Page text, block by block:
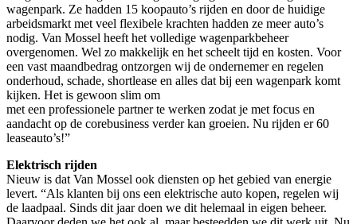
wagenpark. Ze hadden 15 koopauto’s rijden en door de huidige
arbeidsmarkt met veel flexibele krachten hadden ze meer auto’s
nodig. Van Mossel heeft het volledige wagenparkbeheer
overgenomen. Wel zo makkelijk en het scheelt tijd en kosten. Voor
een vast maandbedrag ontzorgen wij de ondernemer en regelen
onderhoud, schade, shortlease en alles dat bij een wagenpark komt
kijken. Het is gewoon slim om
met een professionele partner te werken zodat je met focus en
aandacht op de corebusiness verder kan groeien. Nu rijden er 60
leaseauto’s!”
Elektrisch rijden
Nieuw is dat Van Mossel ook diensten op het gebied van energie
levert. “Als klanten bij ons een elektrische auto kopen, regelen wij
de laadpaal. Sinds dit jaar doen we dit helemaal in eigen beheer.